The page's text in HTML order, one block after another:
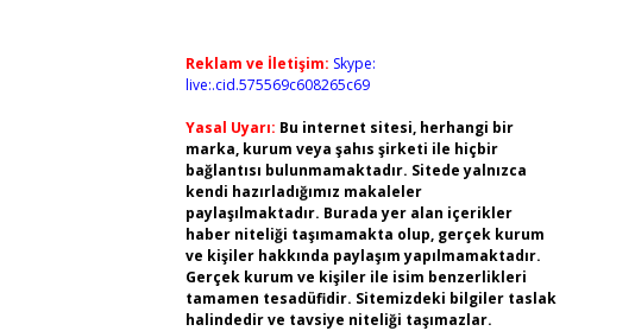
Reklam ve İletişim: Skype:
live:.cid.575569c608265c69
Yasal Uyarı: Bu internet sitesi, herhangi bir
marka, kurum veya şahıs şirketi ile hiçbir
bağlantısı bulunmamaktadır. Sitede yalnızca
kendi hazırladığımız makaleler
paylaşılmaktadır. Burada yer alan içerikler
haber niteliği taşımamakta olup, gerçek kurum
ve kişiler hakkında paylaşım yapılmamaktadır.
Gerçek kurum ve kişiler ile isim benzerlikleri
tamamen tesadüfidir. Sitemizdeki bilgiler taslak
halindedir ve tavsiye niteliği taşımazlar.